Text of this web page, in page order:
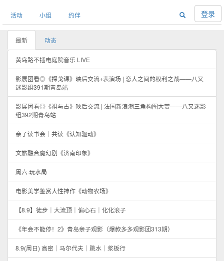
活动 小组 约伴 登录
最新 动态
黄岛路不插电庭院音乐 LIVE
影展团看◎《探戈课》映后交流+表演场 | 恋人之间的权利之战——八又
迷影组391期青岛站
影展团看◎《祖与占》映后交流 | 法国新浪潮三角构图大赏——八又迷影
组392期青岛站
亲子读书会｜共读《认知驱动》
文旅融合魔幻剧《济南印象》
周六·玩水局
电影美学鉴赏人性神作《动物农场》
【8.9】徒步｜大流顶｜偏心石｜化化浪子
《年会不能停！2》青岛亲子观影（爆款多多观影团313期）
8.9(周日) 高密｜马尔代夫｜跳水｜浆板行